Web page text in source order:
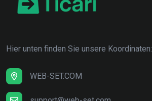
Hier unten finden Sie unsere Koordinaten:
WEB-SET.COM